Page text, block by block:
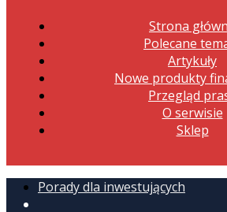
Strona
Polecane
Artykuły
Nowe produkty
Przegląd
O serwisie
Sklep
Porady dla inwestujących